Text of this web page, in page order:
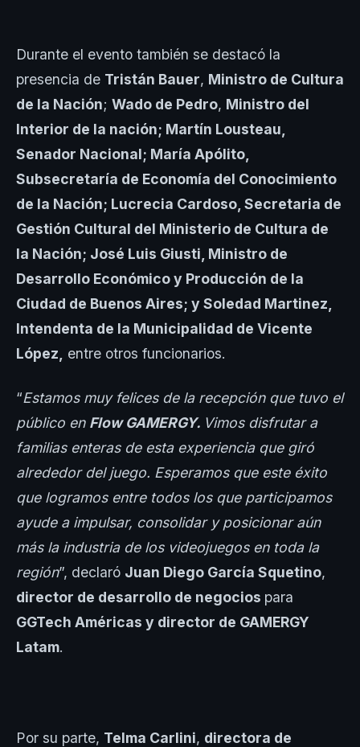
Durante el evento también se destacó la
presencia de Tristán Bauer, Ministro de Cultura
de la Nación; Wado de Pedro, Ministro del
Interior de la nación; Martín Lousteau,
Senador Nacional; María Apólito,
Subsecretaría de Economía del Conocimiento
de la Nación; Lucrecia Cardoso, Secretaria de
Gestión Cultural del Ministerio de Cultura de
la Nación; José Luis Giusti, Ministro de
Desarrollo Económico y Producción de la
Ciudad de Buenos Aires; y Soledad Martinez,
Intendenta de la Municipalidad de Vicente
López, entre otros funcionarios.
“Estamos muy felices de la recepción que tuvo el
público en Flow GAMERGY. Vimos disfrutar a
familias enteras de esta experiencia que giró
alrededor del juego. Esperamos que este éxito
que logramos entre todos los que participamos
ayude a impulsar, consolidar y posicionar aún
más la industria de los videojuegos en toda la
región”, declaró Juan Diego García Squetino,
director de desarrollo de negocios para
GGTech Américas y director de GAMERGY
Latam.
Por su parte, Telma Carlini, directora de